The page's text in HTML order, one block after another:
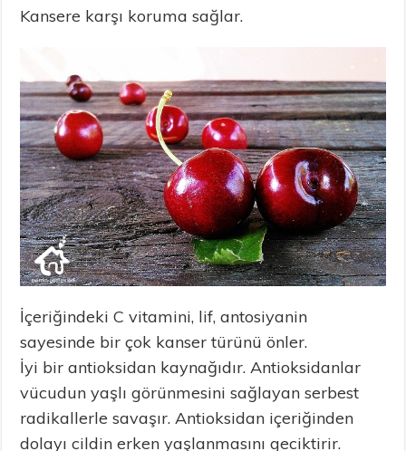
Kansere karşı koruma sağlar.
İçeriğindeki C vitamini, lif, antosiyanin
sayesinde bir çok kanser türünü önler.
İyi bir antioksidan kaynağıdır. Antioksidanlar
vücudun yaşlı görünmesini sağlayan serbest
radikallerle savaşır. Antioksidan içeriğinden
dolayı cildin erken yaşlanmasını geciktirir.